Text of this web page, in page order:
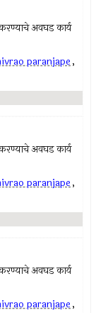
अवघड कार्य
paranjape,
अवघड कार्य
paranjape,
अवघड कार्य
paranjape,